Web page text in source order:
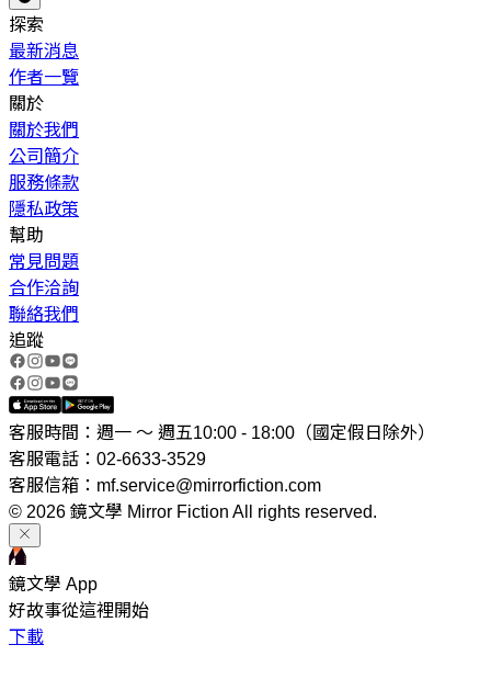
探索
最新消息
作者一覽
關於
關於我們
公司簡介
服務條款
隱私政策
幫助
常見問題
合作洽詢
聯絡我們
追蹤
客服時間：週一 ～ 週五10:00 - 18:00（國定假日除外）
客服電話：02-6633-3529
客服信箱：mf.service@mirrorfiction.com
© 2026 鏡文學 Mirror Fiction All rights reserved.
鏡文學 App
好故事從這裡開始
下載